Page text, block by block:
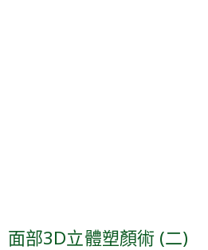
面部3D立體塑顏術 (二)